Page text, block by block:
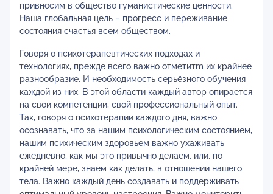
привносим в общество гуманистические ценности.
Наша глобальная цель – прогресс и переживание
состояния счастья всем обществом.
Говоря о психотерапевтических подходах и
технологиях, прежде всего важно отметитm их крайнее
разнообразие. И необходимость серьёзного обучения
каждой из них. В этой области каждый автор опирается
на свои компетенции, свой профессиональный опыт.
Так, говоря о психотерапии каждого дня, важно
осознавать, что за нашим психологическим состоянием,
нашим психическим здоровьем важно ухаживать
ежедневно, как мы это привычно делаем, или, по
крайней мере, знаем как делать, в отношении нашего
тела. Важно каждый день создавать и поддерживать